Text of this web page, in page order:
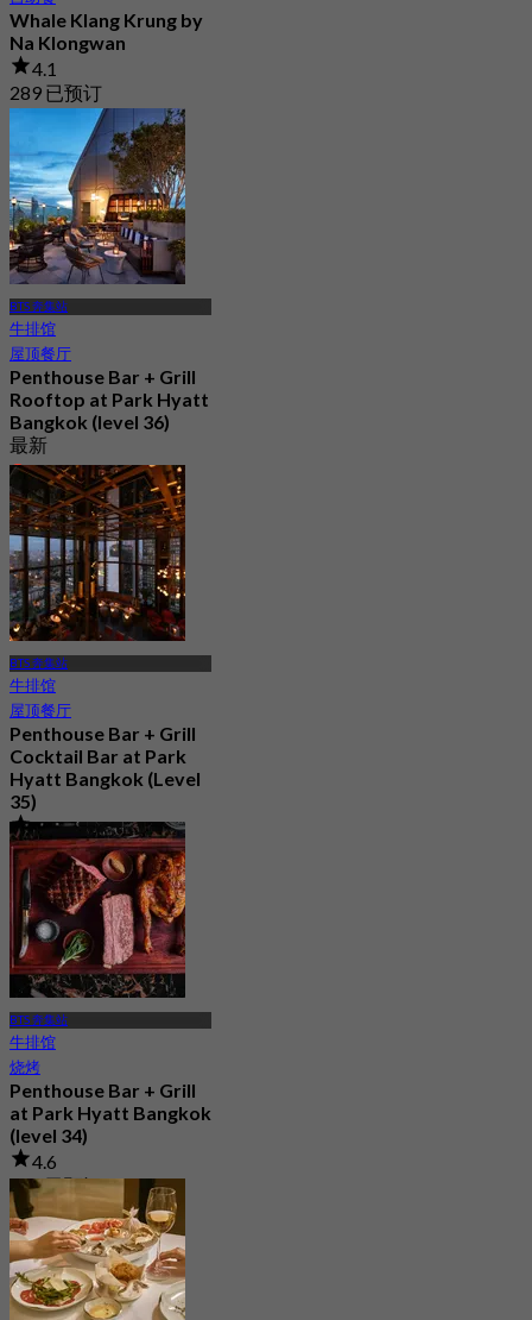
Whale Klang Krung by
Na Klongwan
4.1
289 已预订
BTS 奔集站
牛排馆
屋顶餐厅
Penthouse Bar + Grill
Rooftop at Park Hyatt
Bangkok (level 36)
最新
4.6
起฿ 1,200
BTS 奔集站
牛排馆
屋顶餐厅
Penthouse Bar + Grill
Cocktail Bar at Park
Hyatt Bangkok (Level
35)
4.5
216 已预订
起 ฿ 1,099
BTS 奔集站
牛排馆
烧烤
Penthouse Bar + Grill
at Park Hyatt Bangkok
(level 34)
4.6
219 已预订
起฿ 1,995